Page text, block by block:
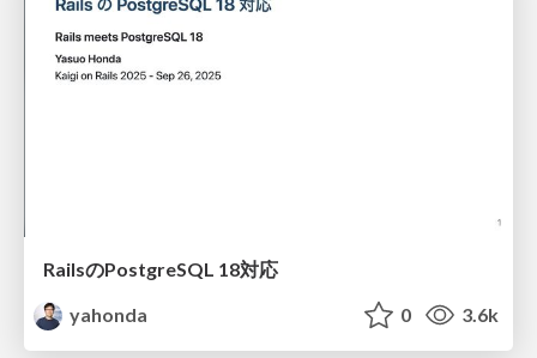
RailsのPostgreSQL 18対応
yahonda
0 3.6k